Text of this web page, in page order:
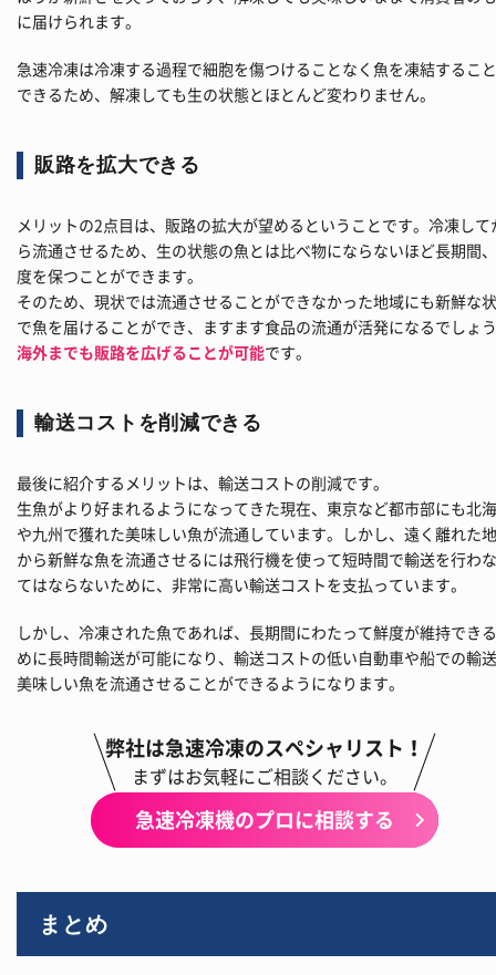
に届けられます。
急速冷凍は冷凍する過程で細胞を傷つけることなく魚を凍結するこ
できるため、解凍しても生の状態とほとんど変わりません。
販路を拡大できる
メリットの2点目は、販路の拡大が望めるということです。冷凍して
ら流通させるため、生の状態の魚とは比べ物にならないほど長期間
度を保つことができます。
そのため、現状では流通させることができなかった地域にも新鮮な
で魚を届けることができ、ますます食品の流通が活発になるでしょ
海外までも販路を広げることが可能です。
輸送コストを削減できる
最後に紹介するメリットは、輸送コストの削減です。
生魚がより好まれるようになってきた現在、東京など都市部にも北
や九州で獲れた美味しい魚が流通しています。しかし、遠く離れた
から新鮮な魚を流通させるには飛行機を使って短時間で輸送を行わ
てはならないために、非常に高い輸送コストを支払っています。
しかし、冷凍された魚であれば、長期間にわたって鮮度が維持でき
めに長時間輸送が可能になり、輸送コストの低い自動車や船での輸
美味しい魚を流通させることができるようになります。
弊社は急速冷凍のスペシャリスト！
まずはお気軽にご相談ください。
急速冷凍機のプロに相談する
まとめ